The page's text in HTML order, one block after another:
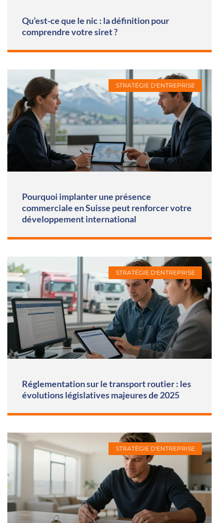
Qu’est-ce que le nic : la définition pour
comprendre votre siret ?
STRATÉGIE D'ENTREPRISE
Pourquoi implanter une présence
commerciale en Suisse peut renforcer votre
développement international
STRATÉGIE D'ENTREPRISE
Réglementation sur le transport routier : les
évolutions législatives majeures de 2025
STRATÉGIE D'ENTREPRISE